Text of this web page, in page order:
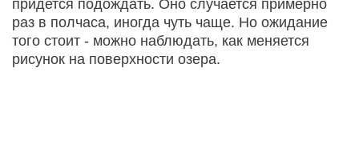
придется подождать. Оно случается примерно
раз в полчаса, иногда чуть чаще. Но ожидание
того стоит - можно наблюдать, как меняется
рисунок на поверхности озера.